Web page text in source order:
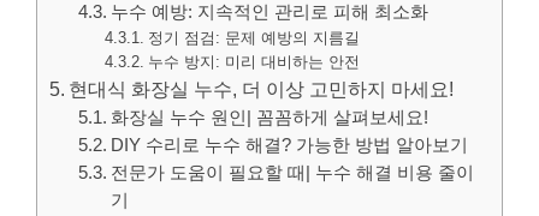
누수 예방: 지속적인 관리로 피해 최소화
정기 점검: 문제 예방의 지름길
누수 방지: 미리 대비하는 안전
현대식 화장실 누수, 더 이상 고민하지 마세요!
화장실 누수 원인| 꼼꼼하게 살펴보세요!
DIY 수리로 누수 해결? 가능한 방법 알아보기
전문가 도움이 필요할 때| 누수 해결 비용 줄이
기